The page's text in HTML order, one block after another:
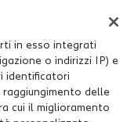
in esso integrati
o indirizzi IP) e
identificatori
delle
cui il miglioramento